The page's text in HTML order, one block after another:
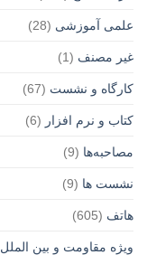
علمی آموزشی (28)
غير مصنف (1)
کارگاه و نشست (67)
کتاب و نرم افزار (6)
مصاحبه‌ها (9)
نشست ها (9)
هاتف (605)
ویژه مقاومت و بین الملل